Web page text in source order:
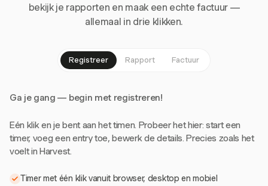
bekijk je rapporten en maak een echte factuur —
allemaal in drie klikken.
Registreer Rapport Factuur
Ga je gang — begin met registreren!
Eén klik en je bent aan het timen. Probeer het hier: start een
timer, voeg een entry toe, bewerk de details. Precies zoals het
voelt in Harvest.
Timer met één klik vanuit browser, desktop en mobiel